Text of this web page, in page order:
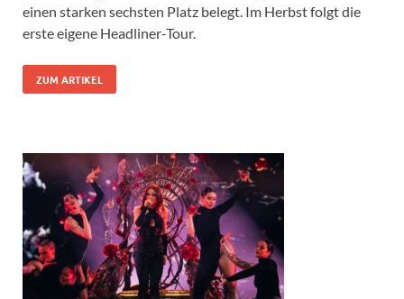
einen starken sechsten Platz belegt. Im Herbst folgt die
erste eigene Headliner-Tour.
ZUM ARTIKEL